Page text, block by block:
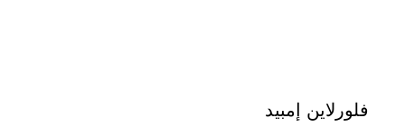
فلورلاين إمبيد